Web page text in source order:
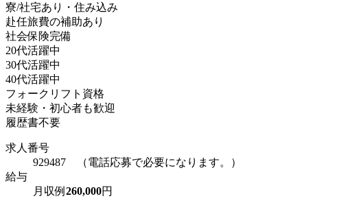
寮/社宅あり・住み込み
赴任旅費の補助あり
社会保険完備
20代活躍中
30代活躍中
40代活躍中
フォークリフト資格
未経験・初心者も歓迎
履歴書不要
求人番号
929487 （電話応募で必要になります。）
給与
月収例 260,000円